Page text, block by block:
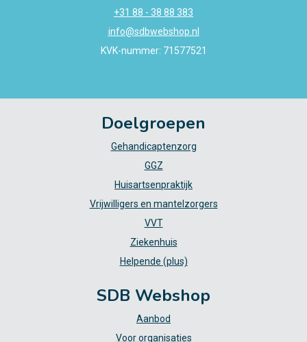
+31 88 - 38 88 383
info@sdbwebshop.nl
KVK-nummer: 71577521
Doelgroepen
Gehandicaptenzorg
GGZ
Huisartsenpraktijk
Vrijwilligers en mantelzorgers
VVT
Ziekenhuis
Helpende (plus)
SDB Webshop
Aanbod
Voor organisaties